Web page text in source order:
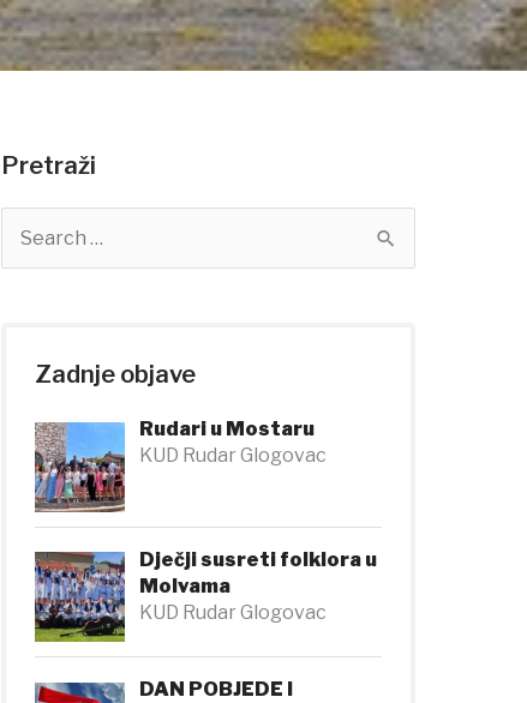
Pretraži
e
Zadnje objave
Rudari u Mostaru
KUD Rudar Glogovac
Dječji susreti folklora u
Molvama
KUD Rudar Glogovac
DAN POBJEDE I